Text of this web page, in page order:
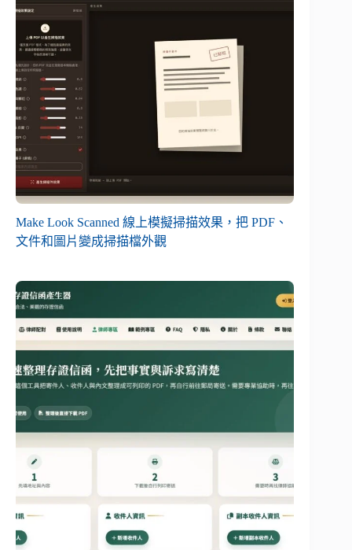
Make Look Scanned 線上模擬掃描效果，把 PDF、
文件和圖片變成掃描檔外觀